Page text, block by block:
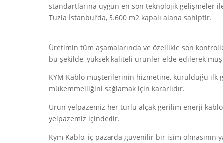
standartlarına uygun en son teknolojik gelişmeler
Tuzla İstanbul’da, 5.600 m2 kapalı alana sahiptir.
Üretimin tüm aşamalarında ve özellikle son
bu şekilde, yüksek kaliteli ürünler elde edilerek
KYM Kablo müşterilerinin hizmetine, kurulduğu
mükemmelliğini sağlamak için kararlıdır.
Ürün yelpazemiz her türlü alçak gerilim enerji
yelpazemiz içindedir.
Kym Kablo, iç pazarda güvenilir bir isim olmasının